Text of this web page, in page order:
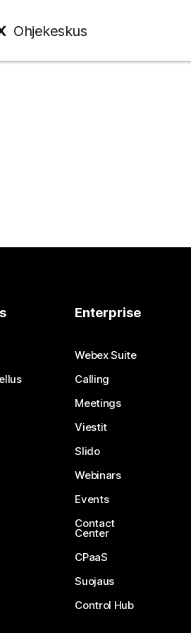
Ohjekeskus
Enterprise
Webex Suite
Calling
Meetings
Viestit
Slido
Webinars
Events
Contact
Center
CPaaS
Suojaus
Control Hub